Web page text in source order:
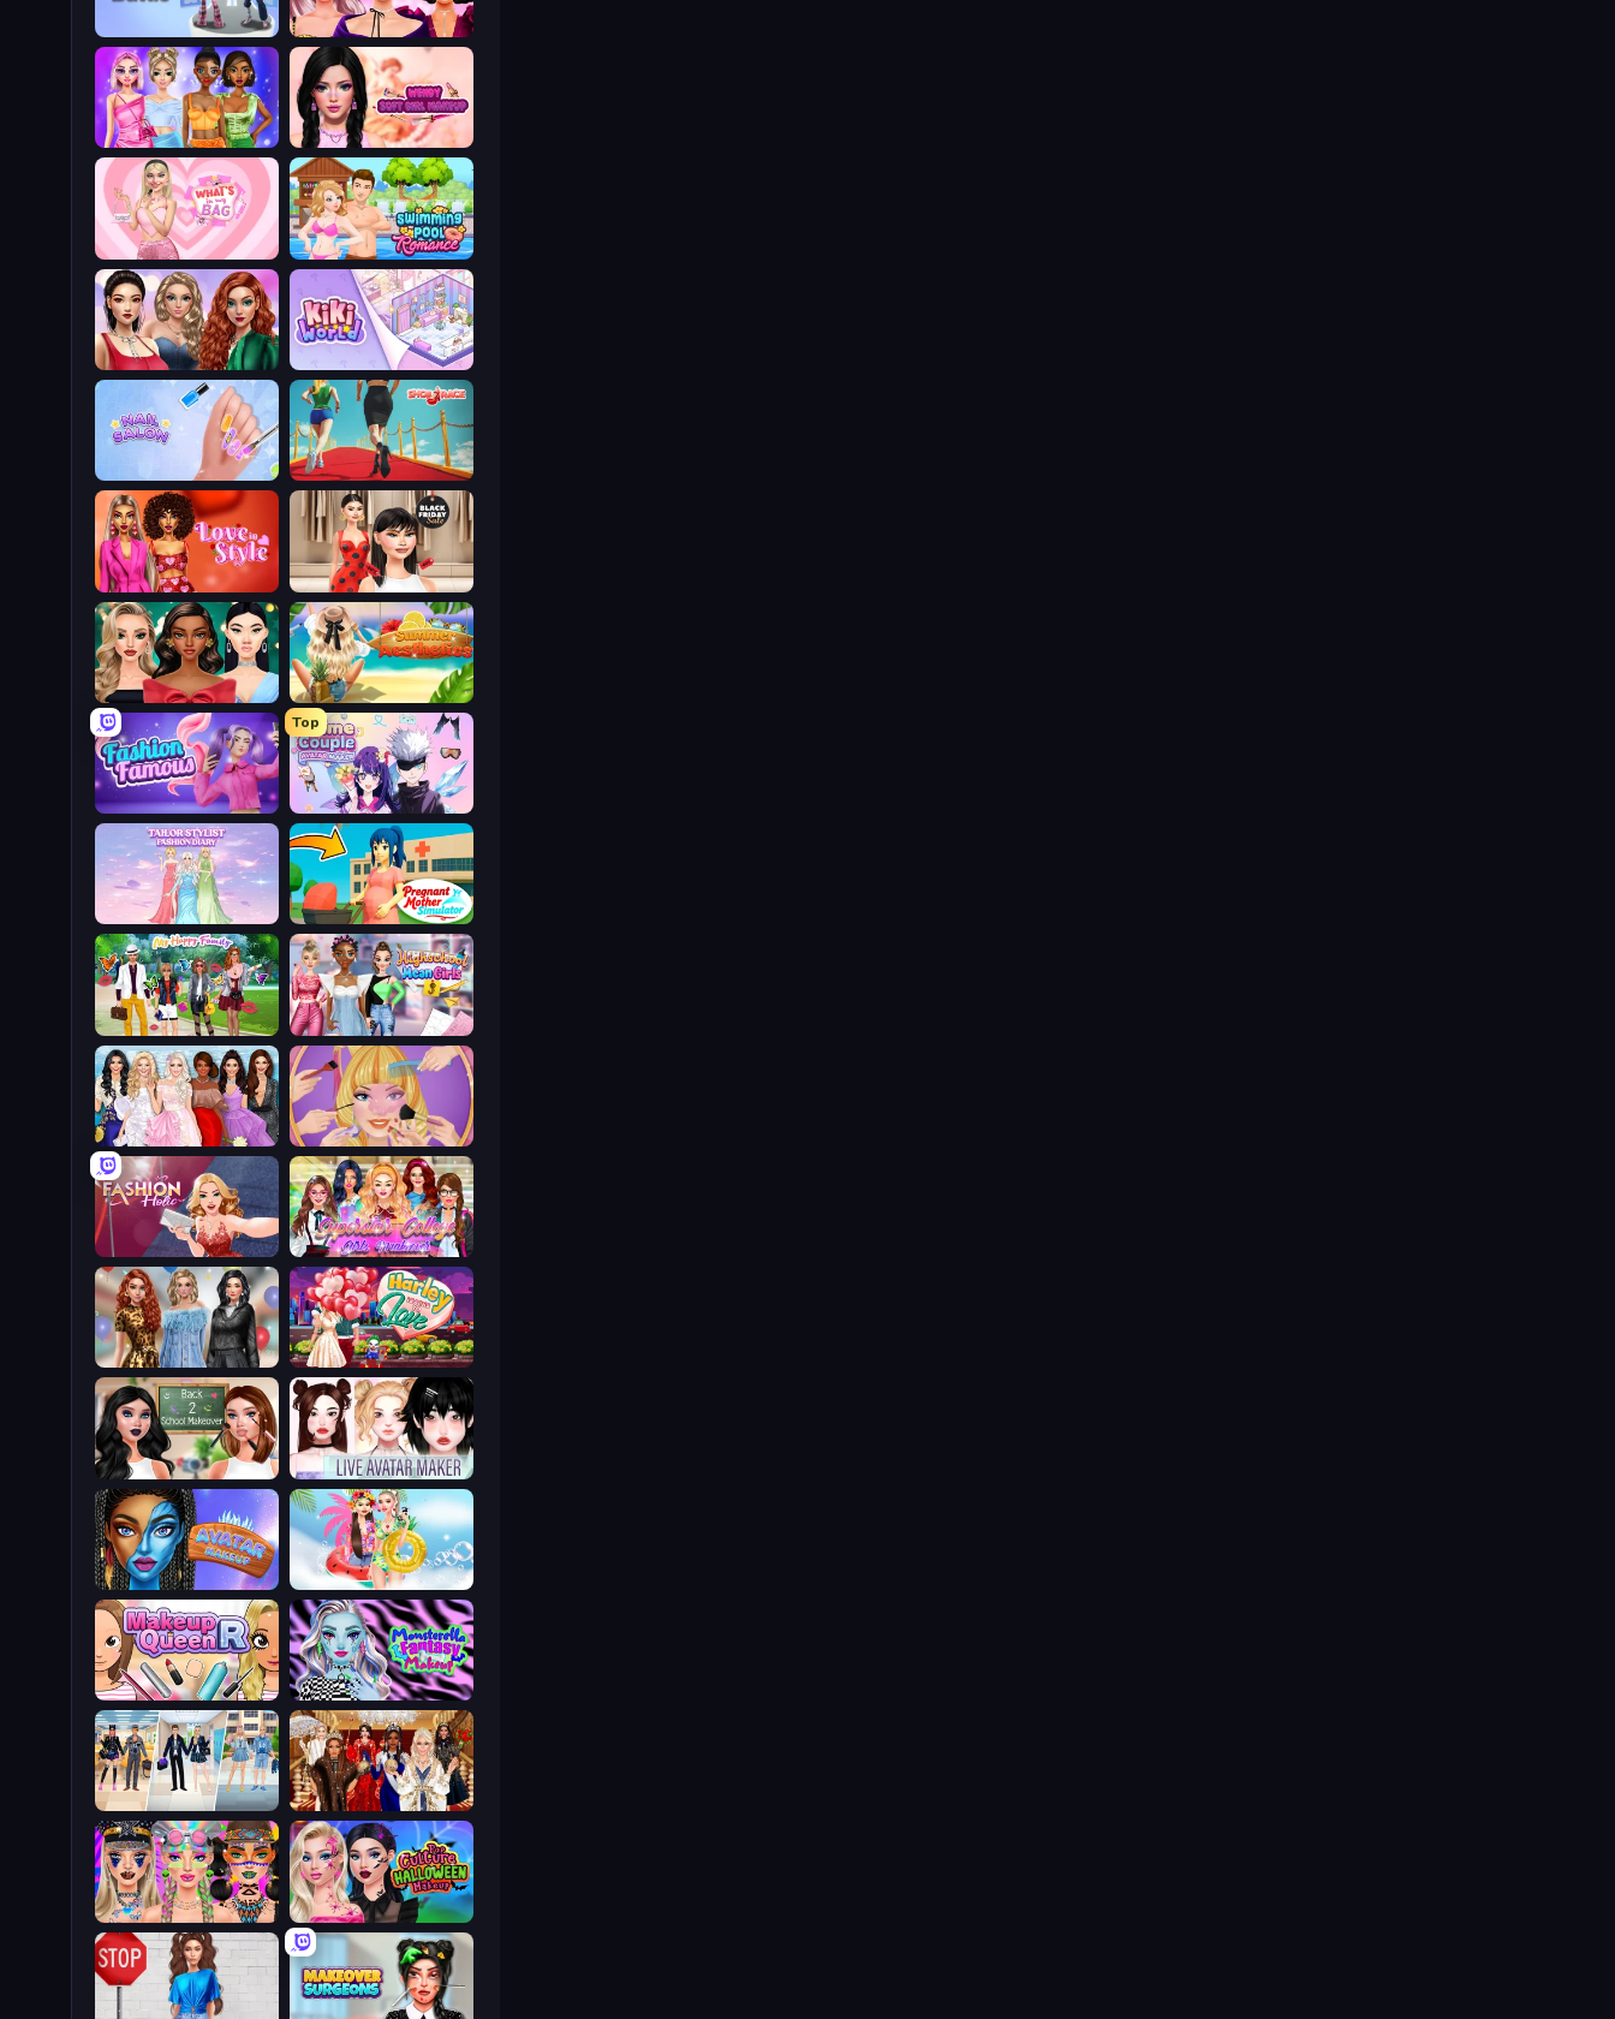
New Year Makeup Trends
Fashion Battle
Wendy Soft Girl Makeup
Monochrome Looks
Swimming Pool Romance
What's In My Bag
KiKi World
Colored Denim Trends
Shoe Race
Nail Salon
Shopaholic Black Friday
Love In Style
Summer Aesthetics
New Year's Eve Makeup
Top
Anime Couple: Avatar Maker
Fashion Famous
Pregnant Mother Simulator
Highschool Mean Girls 3
Superstar Family Dress Up
Extreme Makeover
Model Dress Up Girl
Superstar College Girls Makeover
Fashion Holic
Harley Learns To Love
Black Friday Mystery Sale
Live Avatar Maker: Girls
Back 2 School Makeover
Ibiza Foam Party
Avatar Make Up
Monsterella Fantasy Makeup
Make Up Queen R
Royal Dress Up - Fashion Queen
Pop Culture Halloween Makeup
Festival Vibes Makeup